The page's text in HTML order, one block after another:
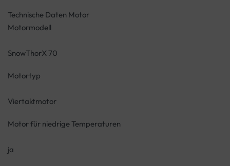
Technische Daten Motor
Motormodell
SnowThorX 70
Motortyp
Viertaktmotor
Motor für niedrige Temperaturen
ja